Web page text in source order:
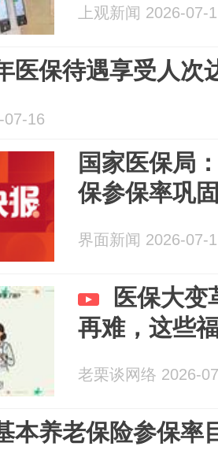
上观新闻 2026-07-
医保待遇享受人次
07-16
国家医保局
保参保率巩
界面新闻 2026-07-
医保大变
再难，这些
老栗谈网络 2026-
本养老保险参保率